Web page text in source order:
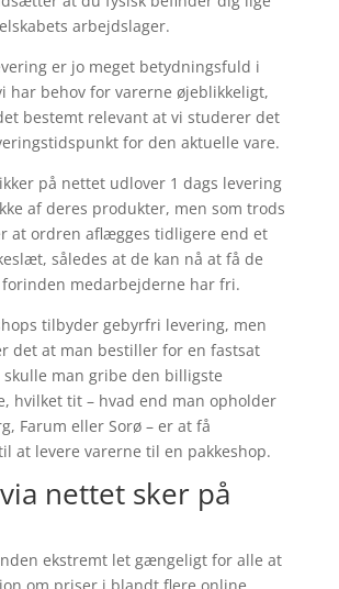
arbejdslager.
er jo meget betydningsfuld i
har behov for varerne øjeblikkeligt,
bestemt relevant at vi studerer det
for den aktuelle vare.
på nettet udlover 1 dags levering
af deres produkter, men som trods
at ordren aflægges tidligere end et
således at de kan nå at få de
medarbejderne har fri.
tilbyder gebyrfri levering, men
det at man bestiller for en fastsat
skulle man gribe den billigste
hvilket tit – hvad end man opholder
Farum eller Sorø – er at få
at levere varerne til en pakkeshop.
nettet sker på
ekstremt let gængeligt for alle at